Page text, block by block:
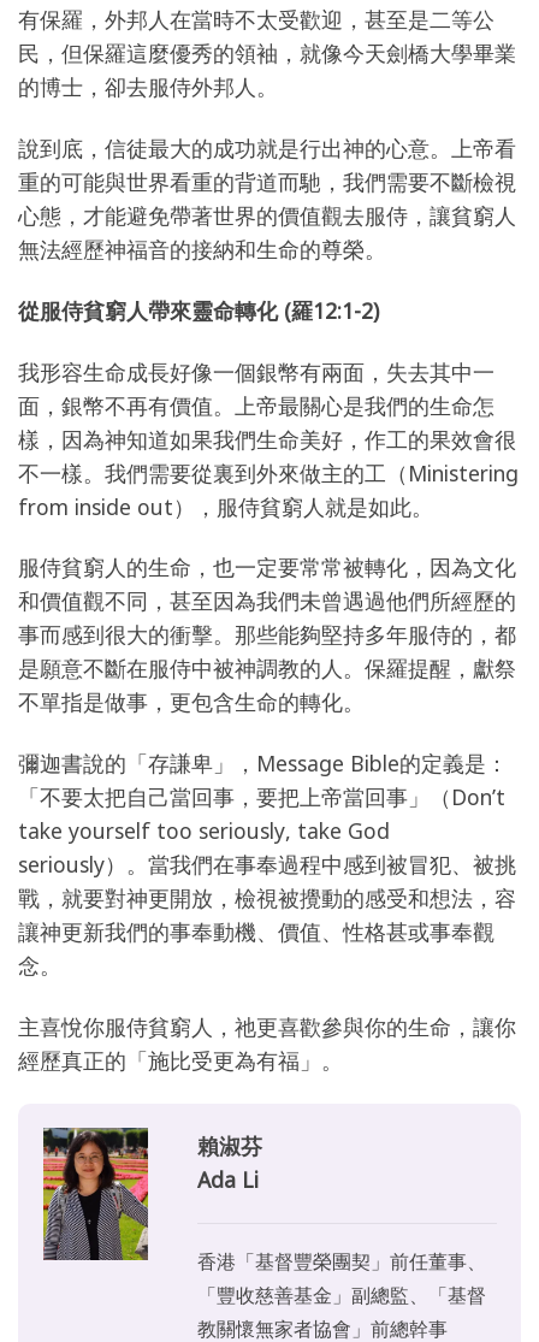
有保羅，外邦人在當時不太受歡迎，甚至是二等公
民，但保羅這麼優秀的領袖，就像今天劍橋大學畢業
的博士，卻去服侍外邦人。
說到底，信徒最大的成功就是行出神的心意。上帝看
重的可能與世界看重的背道而馳，我們需要不斷檢視
心態，才能避免帶著世界的價值觀去服侍，讓貧窮人
無法經歷神福音的接納和生命的尊榮。
從服侍貧窮人帶來靈命轉化(羅12:1-2)
我形容生命成長好像一個銀幣有兩面，失去其中一
面，銀幣不再有價值。上帝最關心是我們的生命怎
樣，因為神知道如果我們生命美好，作工的果效會很
不一樣。我們需要從裏到外來做主的工（Ministering
from inside out），服侍貧窮人就是如此。
服侍貧窮人的生命，也一定要常常被轉化，因為文化
和價值觀不同，甚至因為我們未曾遇過他們所經歷的
事而感到很大的衝擊。那些能夠堅持多年服侍的，都
是願意不斷在服侍中被神調教的人。保羅提醒，獻祭
不單指是做事，更包含生命的轉化。
彌迦書說的「存謙卑」，Message Bible的定義是：
「不要太把自己當回事，要把上帝當回事」（Don’t
take yourself too seriously, take God
seriously）。當我們在事奉過程中感到被冒犯、被挑
戰，就要對神更開放，檢視被攪動的感受和想法，容
讓神更新我們的事奉動機、價值、性格甚或事奉觀
念。
主喜悅你服侍貧窮人，祂更喜歡參與你的生命，讓你
經歷真正的「施比受更為有福」。
賴淑芬
Ada Li
香港「基督豐榮團契」前任董事、
「豐收慈善基金」副總監、「基督
教關懷無家者協會」前總幹事